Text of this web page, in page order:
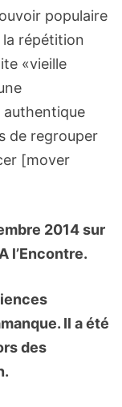
populaire
la répétition
«vieille
authentique
de regrouper
[mover
2014 sur
l’Encontre.
Il a été
des